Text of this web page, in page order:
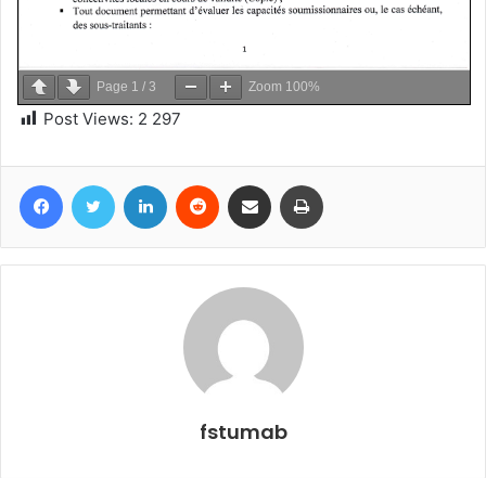
Page 1 / 3 Zoom 100%
Post Views: 2 297
FacebookTwitter Linkedin Reddit Partager par email
fstumab